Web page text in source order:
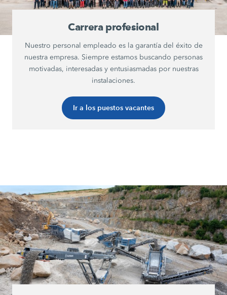
Carrera profesional
Nuestro personal empleado es la garantía del éxito de
nuestra empresa. Siempre estamos buscando personas
motivadas, interesadas y entusiasmadas por nuestras
instalaciones.
Ir a los puestos vacantes